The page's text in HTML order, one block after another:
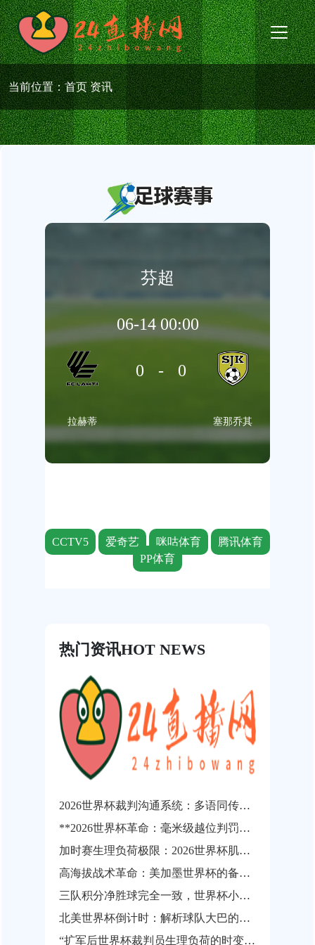
当前位置：首页资讯
芬超
06-14 00:00
拉赫蒂
0-0
塞那乔其
CCTV5 爱奇艺 咪咕体育
腾讯体育
PP体育
热门资讯HOT NEWS
2026世界杯裁判沟通系统：多语同传技术的演进临界点与战略价值重构
**2026世界杯革命：毫米级越位判罚如何让“争议悬案”成为历史**
加时赛生理负荷极限：2026世界杯肌肉损伤风险的动态概率预测
高海拔战术革命：美加墨世界杯的备战新逻辑
三队积分净胜球完全一致，世界杯小组出线权如何精确计算？
北美世界杯倒计时：解析球队大巴的分钟级路线规划与动态调度逻辑
“扩军后世界杯裁判员生理负荷的时变非线性演化与疲劳实时预警机制研究”